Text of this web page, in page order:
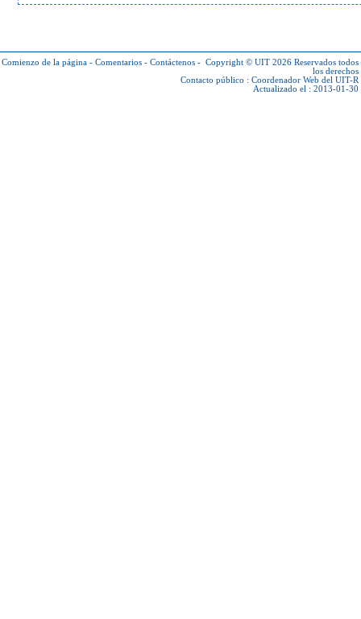
Comienzo de la página - Comentarios - Contáctenos - Copyright © UIT 2026 Reservados todos
los derechos
Contacto público : Coordenador Web del UIT-R
Actualizado el : 2013-01-30